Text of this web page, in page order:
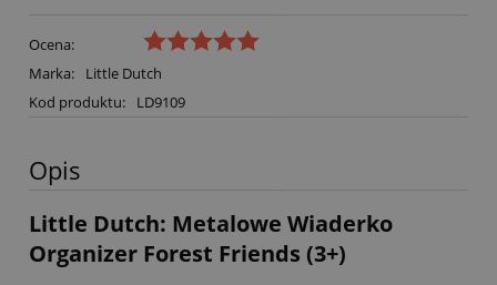
Ocena:
Marka:
Little Dutch
Kod produktu:
LD9109
Opis
Little Dutch: Metalowe Wiaderko
Organizer Forest Friends (3+)